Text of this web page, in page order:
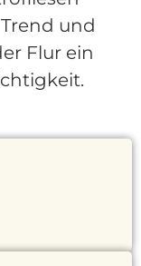
und
Flur ein